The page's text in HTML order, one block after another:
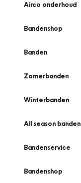
Airco onderhoud
Bandenshop
Banden
Zomerbanden
Winterbanden
All season banden
Bandenservice
Bandenshop